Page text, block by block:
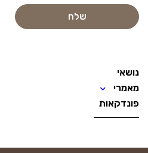
נושאי
מאמרי
פונדקאות